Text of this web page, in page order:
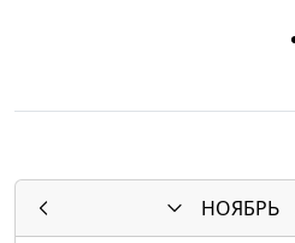
НОЯБРЬ